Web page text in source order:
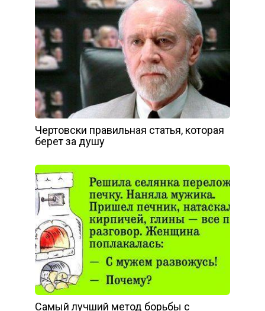
Чертовски правильная статья, которая
берет за душу
Самый лучший метод борьбы с